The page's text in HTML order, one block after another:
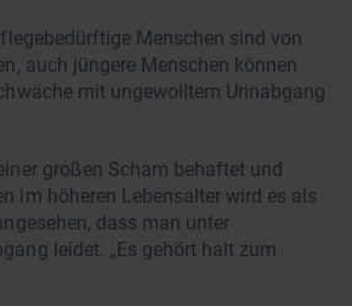
Menschen sind von
auch jüngere Menschen können
mit ungewolltem Urinabgang
großen Scham behaftet und
im höheren Lebensalter wird es als
dass man unter
leidet. „Es gehört halt zum